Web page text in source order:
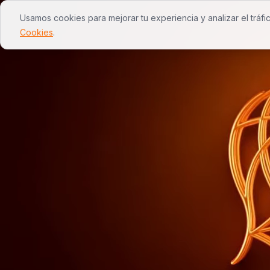
inicio servicios nosotros wevy
Usamos cookies para mejorar tu experiencia y analizar el
Cookies.